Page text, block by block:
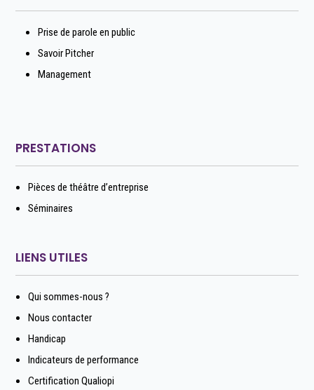
Prise de parole en public
Savoir Pitcher
Management
PRESTATIONS
Pièces de théâtre d’entreprise
Séminaires
LIENS UTILES
Qui sommes-nous ?
Nous contacter
Handicap
Indicateurs de performance
Certification Qualiopi